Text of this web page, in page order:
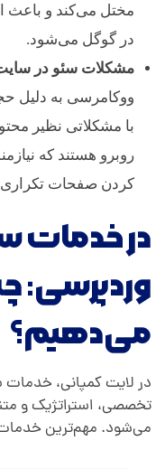
در گوگل می‌شود.
مشکلات سئو در
ووکامرسی به دلیل
کردن صفحات
در خدمات
وردپرسی:
می‌دهیم؟
در لایت کمپانی،
تخصصی، استراتژیک و
می‌شود. مهم‌ترین